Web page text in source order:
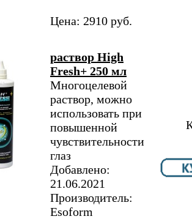
Цена: 2910 руб.
раствор High
Fresh+ 250 мл
Многоцелевой
раствор, можно
использовать при
повышенной
чувствительности
глаз
Добавлено:
21.06.2021
Производитель:
Esoform